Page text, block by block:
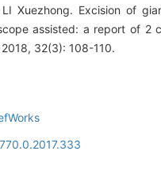
Xuezhong. Excision of
assisted: a report of 2
2018, 32(3): 108-110.